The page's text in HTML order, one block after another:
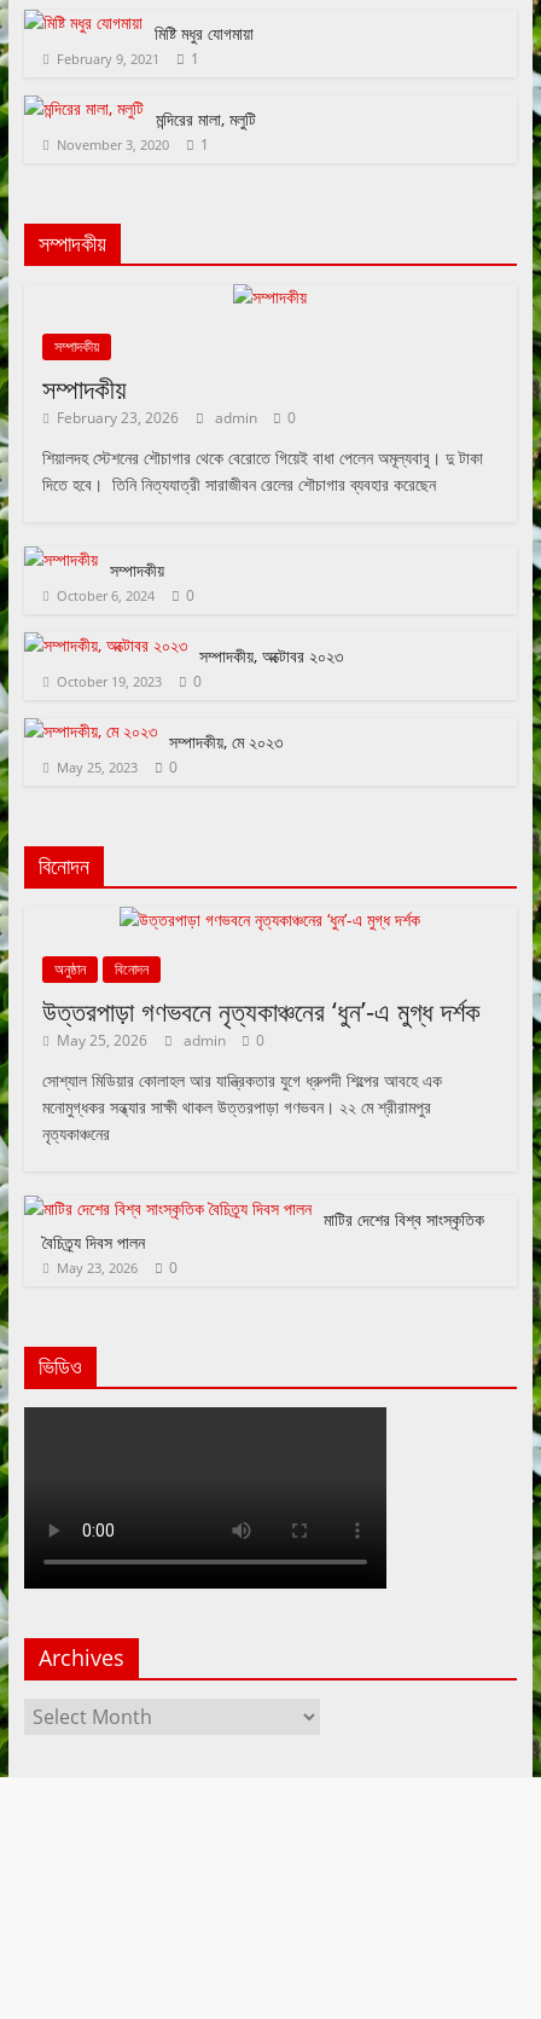
মিষ্টি মধুর যোগমায়া
February 9, 2021 1
মন্দিরের মালা, মলুটি
November 3, 2020 1
সম্পাদকীয়
সম্পাদকীয়
সম্পাদকীয়
February 23, 2026 admin 0
শিয়ালদহ স্টেশনের শৌচাগার থেকে বেরোতে গিয়েই বাধা পেলেন অমূল্যবাবু। দু টাকা
দিতে হবে। তিনি নিত্যযাত্রী সারাজীবন রেলের শৌচাগার ব্যবহার করেছেন
সম্পাদকীয়
October 6, 2024 0
সম্পাদকীয়, অক্টোবর ২০২৩
October 19, 2023 0
সম্পাদকীয়, মে ২০২৩
May 25, 2023 0
বিনোদন
অনুষ্ঠান বিনোদন
উত্তরপাড়া গণভবনে নৃত্যকাঞ্চনের ‘ধুন’-এ মুগ্ধ দর্শক
May 25, 2026 admin 0
সোশ্যাল মিডিয়ার কোলাহল আর যান্ত্রিকতার যুগে ধ্রুপদী শিল্পের আবহে এক
মনোমুগ্ধকর সন্ধ্যার সাক্ষী থাকল উত্তরপাড়া গণভবন। ২২ মে শ্রীরামপুর
নৃত্যকাঞ্চনের
মাটির দেশের বিশ্ব সাংস্কৃতিক
বৈচিত্র্য দিবস পালন
May 23, 2026 0
ভিডিও
Archives
Archives